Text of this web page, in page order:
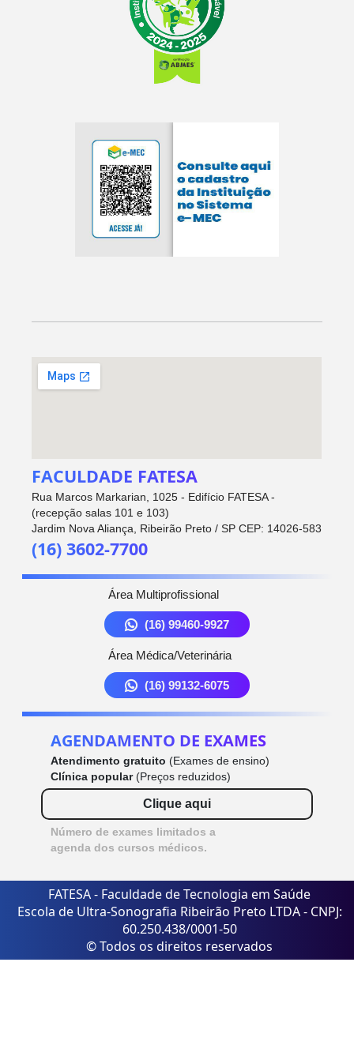
FACULDADE FATESA
Rua Marcos Markarian, 1025 - Edifício FATESA -
(recepção salas 101 e 103)
Jardim Nova Aliança, Ribeirão Preto / SP CEP: 14026-583
(16) 3602-7700
Área Multiprofissional
(16) 99460-9927
Área Médica/Veterinária
(16) 99132-6075
AGENDAMENTO DE EXAMES
Atendimento gratuito (Exames de ensino)
Clínica popular(Preços reduzidos)
Clique aqui
Número de exames limitados a
agenda dos cursos médicos.
FATESA - Faculdade de Tecnologia em Saúde
Escola de Ultra-Sonografia Ribeirão Preto LTDA - CNPJ:
60.250.438/0001-50
© Todos os direitos reservados